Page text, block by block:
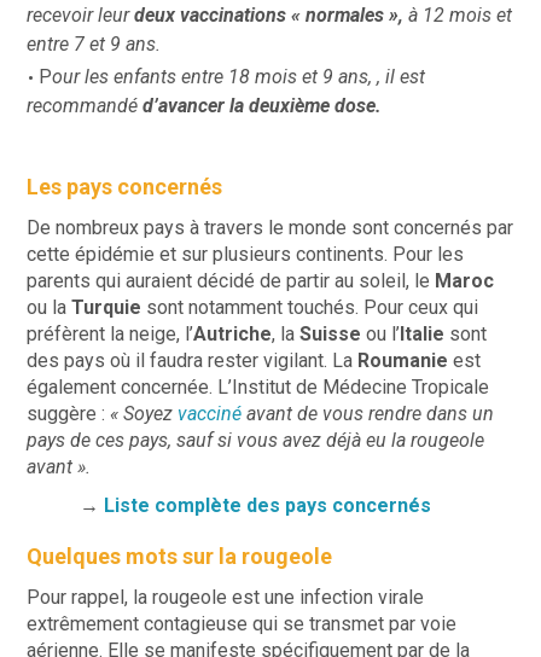
recevoir leurdeux vaccinations « normales »,à 12 mois et
entre 7 et 9 ans.
Pour les enfants entre 18 mois et 9 ans, , il est
recommandé d’avancer la deuxième dose.
Les pays concernés
De nombreux pays à travers le monde sont concernés par
cette épidémie et sur plusieurs continents. Pour les
parents qui auraient décidé de partir au soleil, le Maroc
ou laTurquie sont notamment touchés. Pour ceux qui
préfèrent la neige, l’Autriche, la Suisseou l’ Italie sont
des pays où il faudra rester vigilant. La Roumanie est
également concernée. L’Institut de Médecine Tropicale
suggère : « Soyez vacciné avant de vous rendre dans un
pays de ces pays, sauf si vous avez déjà eu la rougeole
avant ».
→ Liste complète des pays concernés
Quelques mots sur la rougeole
Pour rappel, la rougeole est une infection virale
extrêmement contagieuse qui se transmet par voie
aérienne. Elle se manifeste spécifiquement par de la